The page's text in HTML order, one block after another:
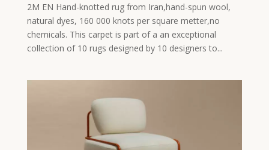
2M EN Hand-knotted rug from Iran,hand-spun wool,
natural dyes, 160 000 knots per square metter,no
chemicals. This carpet is part of a an exceptional
collection of 10 rugs designed by 10 designers to...